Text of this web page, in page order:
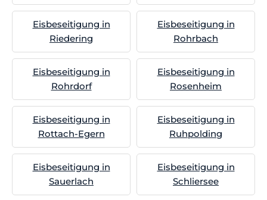
Eisbeseitigung in
Riedering
Eisbeseitigung in
Rohrbach
Eisbeseitigung in
Rohrdorf
Eisbeseitigung in
Rosenheim
Eisbeseitigung in
Rottach-Egern
Eisbeseitigung in
Ruhpolding
Eisbeseitigung in
Sauerlach
Eisbeseitigung in
Schliersee